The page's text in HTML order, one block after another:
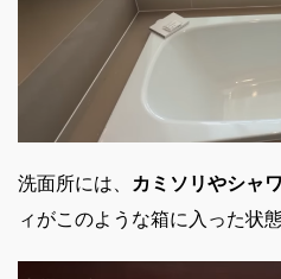
洗面所には、 カミソリやシャ
ィがこのような箱に入った状